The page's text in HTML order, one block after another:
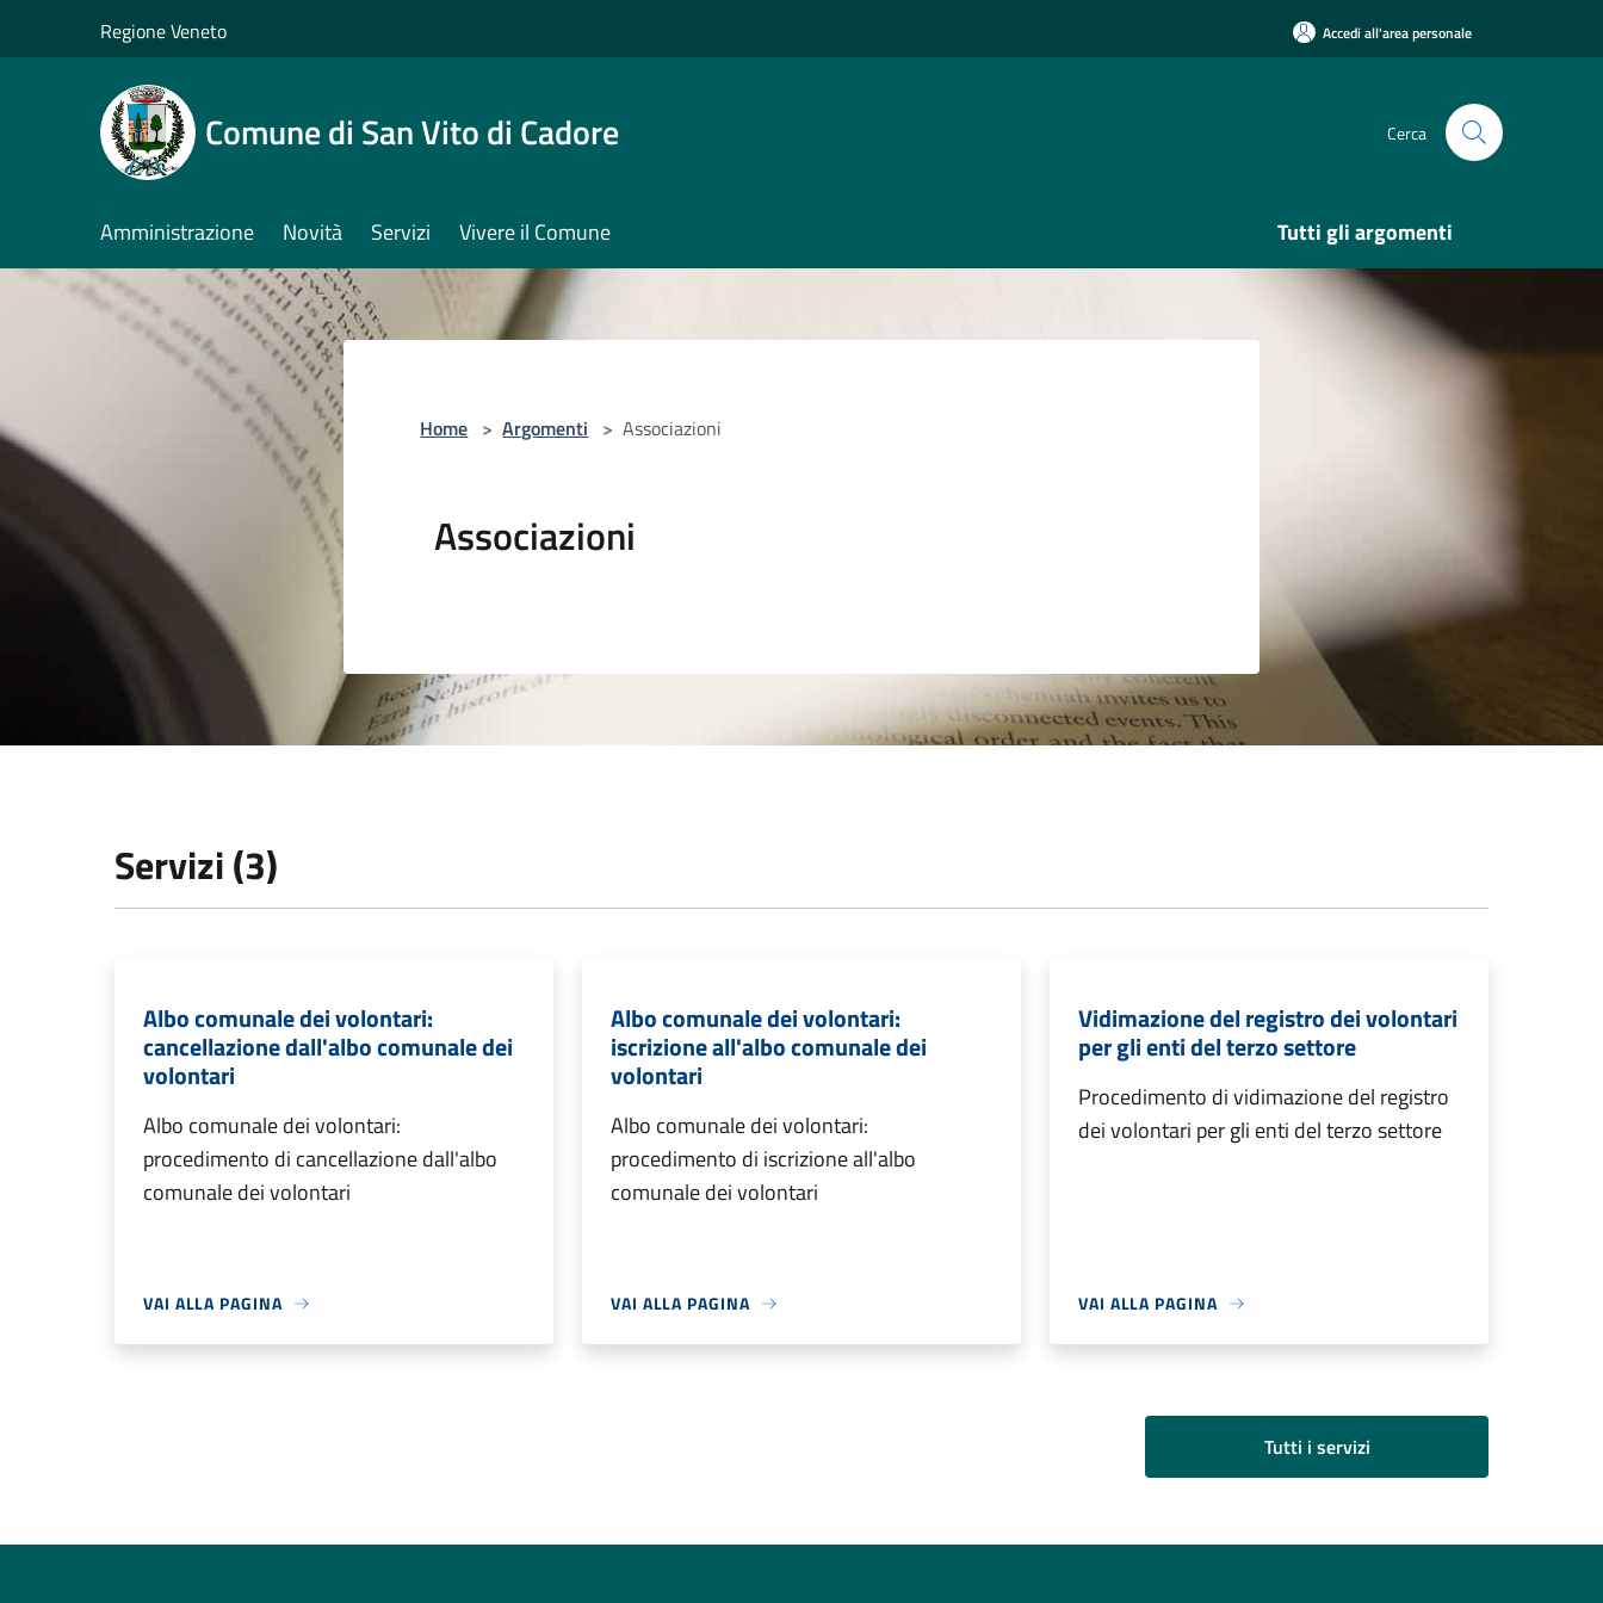
Regione Veneto Accedi all'area personale
Comune di San Vito di Cadore Cerca
Amministrazione Novità Servizi Vivere il Comune Tutti gli argomenti
Home > Argomenti > Associazioni
Associazioni
Servizi (3)
Albo comunale dei volontari:
cancellazione dall'albo comunale dei
volontari
Albo comunale dei volontari:
procedimento di cancellazione dall'albo
comunale dei volontari
VAI ALLA PAGINA
Albo comunale dei volontari:
iscrizione all'albo comunale dei
volontari
Albo comunale dei volontari:
procedimento di iscrizione all'albo
comunale dei volontari
VAI ALLA PAGINA
Vidimazione del registro dei volontari
per gli enti del terzo settore
Procedimento di vidimazione del registro
dei volontari per gli enti del terzo settore
VAI ALLA PAGINA
Tutti i servizi